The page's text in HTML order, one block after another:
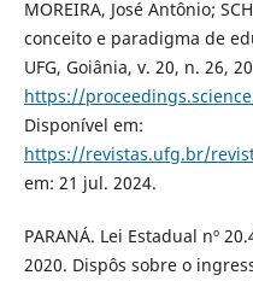
MOREIRA, José Antônio;
conceito e paradigma de
UFG, Goiânia, v. 20, n. 26,
https://
Disponível em:
https://revistas.ufg.br/
em: 21 jul. 2024.
PARANÁ. Lei Estadual nº
2020. Dispôs sobre o